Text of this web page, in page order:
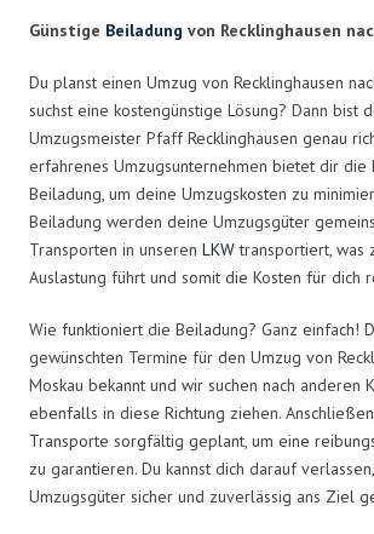
Günstige Beiladung von Recklinghausen
Du planst einen Umzug von Recklinghausen
suchst eine kostengünstige Lösung? Dann bist
Umzugsmeister Pfaff Recklinghausen genau
erfahrenes Umzugsunternehmen bietet dir die
Beiladung, um deine Umzugskosten zu
Beiladung werden deine Umzugsgüter
Transporten in unseren LKWtransportiert, was
Auslastung führt und somit die Kosten für dich
Wie funktioniert die Beiladung? Ganz einfach!
gewünschten Termine für den Umzug von
Moskau bekannt und wir suchen nach anderen
ebenfalls in diese Richtung ziehen.
Transporte sorgfältig geplant, um eine
zu garantieren. Du kannst dich darauf
Umzugsgüter sicher und zuverlässig ans Ziel